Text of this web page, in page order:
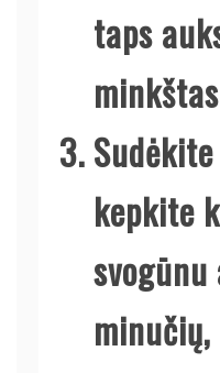
taps
kepkite